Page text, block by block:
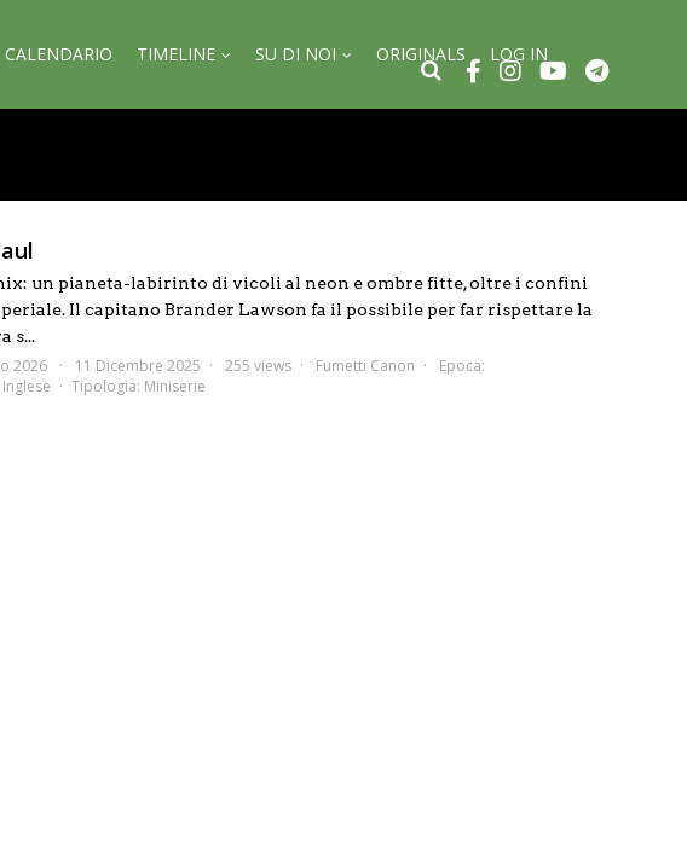
CALENDARIO TIMELINE SU DI NOI ORIGINALS LOG IN
un pianeta-labirinto di vicoli al neon e ombre fitte, oltre i confini
Il capitano Brander Lawson fa il possibile per far rispettare la
s...
2026 11 Dicembre 2025 255 views Fumetti Canon
Epoca:
Inglese Tipologia: Miniserie